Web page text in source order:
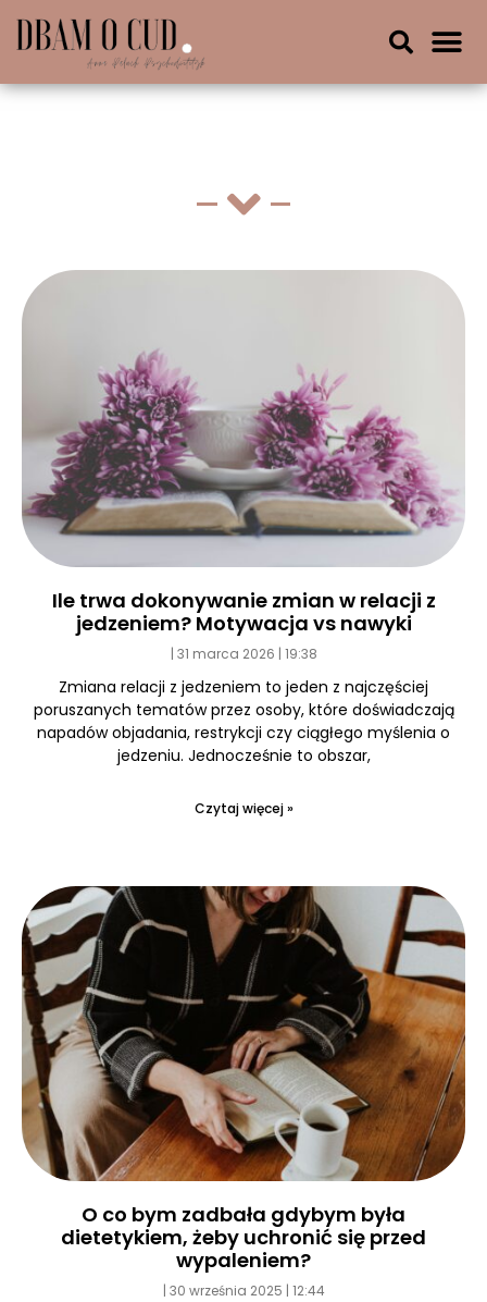
Ile trwa dokonywanie zmian w relacji z
jedzeniem? Motywacja vs nawyki
31 marca 2026 19:38
Zmiana relacji z jedzeniem to jeden z najczęściej
poruszanych tematów przez osoby, które doświadczają
napadów objadania, restrykcji czy ciągłego myślenia o
jedzeniu. Jednocześnie to obszar,
Czytaj więcej »
O co bym zadbała gdybym była
dietetykiem, żeby uchronić się przed
wypaleniem?
30 września 2025 12:44